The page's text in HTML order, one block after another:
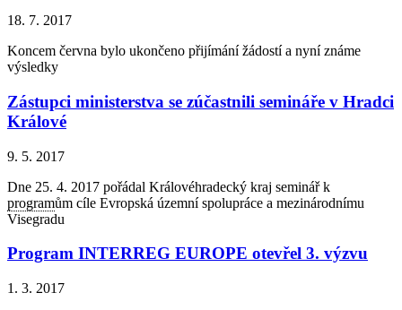
18. 7. 2017
Koncem června bylo ukončeno přijímání žádostí a nyní známe
výsledky
Zástupci ministerstva se zúčastnili semináře v Hradci
Králové
9. 5. 2017
Dne 25. 4. 2017 pořádal Královéhradecký kraj seminář k
programům cíle Evropská územní spolupráce a mezinárodnímu
Visegradu
Program INTERREG EUROPE otevřel 3. výzvu
1. 3. 2017